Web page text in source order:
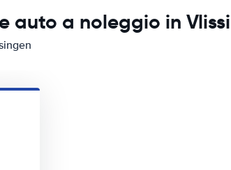
auto a noleggio in